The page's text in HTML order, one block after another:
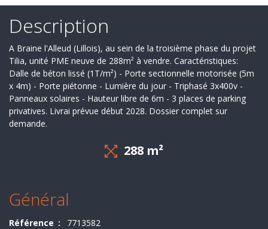
deals
Ils
nous
font
confiance
Contact
Evaluation
Expertise
Description
A Braine l'Alleud (Lillois), au sein de la troisième phase du projet
Tilia, unité PME neuve de 288m² à vendre. Caractéristiques:
Dalle de béton lissé (1T/m²) - Porte sectionnelle motorisée (5m
x 4m) - Porte piétonne - Lumière du jour - Triphasé 3x400v -
Panneaux solaires - Hauteur libre de 6m - 3 places de parking
privatives. Livrai prévue début 2028. Dossier complet sur
demande.
288 m²
Général
Référence
7713582